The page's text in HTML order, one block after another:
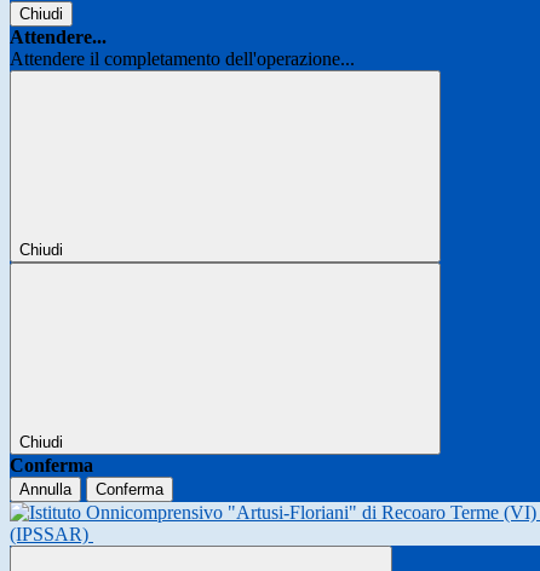
Chiudi
Attendere...
Attendere il completamento dell'operazione...
Chiudi
Chiudi
Conferma
Annulla Conferma
(IPSSAR)